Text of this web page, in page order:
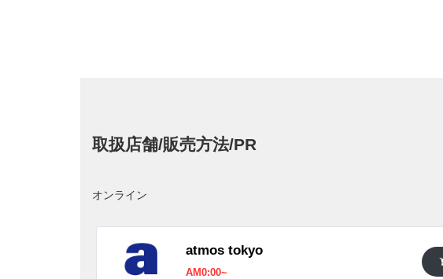
取扱店舗/販売方法/PR
オンライン
atmos tokyo
AM0:00~